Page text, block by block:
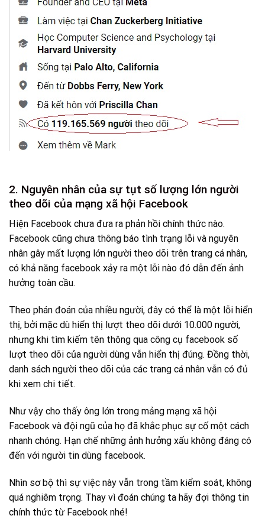
2. Nguyên nhân của sự tụt số lượng lớn người
theo dõi của mạng xã hội Facebook
Hiện Facebook chưa đưa ra phản hồi chính thức nào.
Facebook cũng chưa thông báo tình trạng lỗi và nguyên
nhân gây mất lượng lớn người theo dõi trên trang cá nhân,
có khả năng facebook xảy ra một lỗi nào đó dẫn đến ảnh
hưởng toàn cầu.
Theo phán đoán của nhiều người, đây có thể là một lỗi hiển
thị, bởi mặc dù hiển thị lượt theo dõi dưới 10.000 người,
nhưng khi tìm kiếm tên thông qua công cụ facebook số
lượt theo dõi của người dùng vẫn hiển thị đúng. Đồng thời,
danh sách người theo dõi của các trang cá nhân vẫn có đủ
khi xem chi tiết.
Như vậy cho thấy ông lớn trong mảng mạng xã hội
Facebook và đội ngũ của họ đã khắc phục sự cố một cách
nhanh chóng. Hạn chế những ảnh hưởng xấu không đáng có
đến với người tin dùng facebook.
Nhìn sơ bộ thì sự việc này vẫn trong tầm kiểm soát, không
quá nghiêm trọng. Thay vì đoán chúng ta hãy đợi thông tin
chính thức từ Facebook nhé!